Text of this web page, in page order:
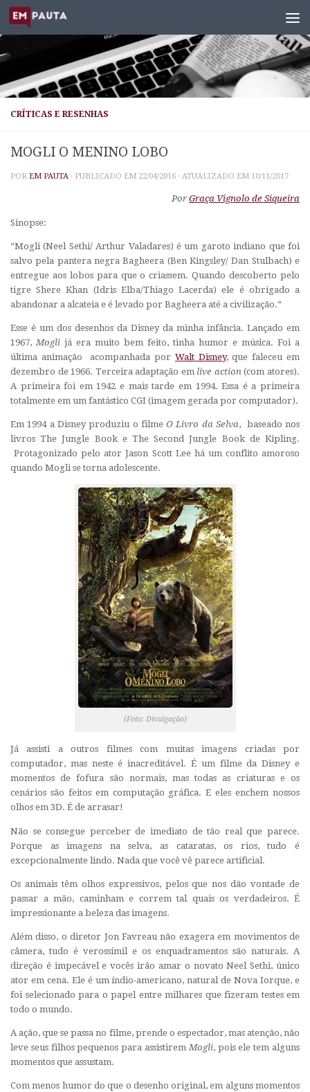
Skip to content
CRÍTICAS E RESENHAS
MOGLI O MENINO LOBO
POR EM PAUTA · PUBLICADO EM 22/04/2016 · ATUALIZADO EM 10/11/2017
Por Graça Vignolo de Siqueira
Sinopse:
“Mogli (Neel Sethi/ Arthur Valadares) é um garoto indiano que foi
salvo pela pantera negra Bagheera (Ben Kingsley/ Dan Stulbach) e
entregue aos lobos para que o criassem. Quando descoberto pelo
tigre Shere Khan (Idris Elba/Thiago Lacerda) ele é obrigado a
abandonar a alcateia e é levado por Bagheera até a civilização.”
Esse é um dos desenhos da Disney da minha infância. Lançado em
1967,Mogli já era muito bem feito, tinha humor e música. Foi a
última animação acompanhada por Walt Disney, que faleceu em
dezembro de 1966. Terceira adaptação em live action(com atores).
A primeira foi em 1942 e mais tarde em 1994. Essa é a primeira
totalmente em um fantástico CGI (imagem gerada por computador).
Em 1994 a Disney produziu o filmeO Livro da Selva, baseado nos
livros The Jungle Book e The Second Jungle Book de Kipling.
Protagonizado pelo ator Jason Scott Lee há um conflito amoroso
quando Mogli se torna adolescente.
(Foto: Divulgação)
Já assisti a outros filmes com muitas imagens criadas por
computador, mas neste é inacreditável. É um filme da Disney e
momentos de fofura são normais, mas todas as criaturas e os
cenários são feitos em computação gráfica. E eles enchem nossos
olhos em 3D. É de arrasar!
Não se consegue perceber de imediato de tão real que parece.
Porque as imagens na selva, as cataratas, os rios, tudo é
excepcionalmente lindo. Nada que você vê parece artificial.
Os animais têm olhos expressivos, pelos que nos dão vontade de
passar a mão, caminham e correm tal quais os verdadeiros. É
impressionante a beleza das imagens.
Além disso, o diretor Jon Favreau não exagera em movimentos de
câmera, tudo é verossímil e os enquadramentos são naturais. A
direção é impecável e vocês irão amar o novato Neel Sethi, único
ator em cena. Ele é um índio-americano, natural de Nova Iorque, e
foi selecionado para o papel entre milhares que fizeram testes em
todo o mundo.
A ação, que se passa no filme, prende o espectador, mas atenção, não
leve seus filhos pequenos para assistiremMogli, pois ele tem alguns
momentos que assustam.
Com menos humor do que o desenho original, em alguns momentos